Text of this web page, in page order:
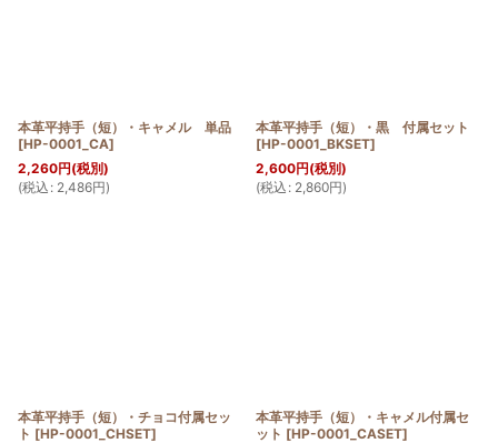
本革平持手（短）・キャメル 単品
[HP-0001_CA]
2,260円(税別)
(税込 : 2,486円)
本革平持手（短）・黒 付属セット
[HP-0001_BKSET]
2,600円(税別)
(税込 : 2,860円)
本革平持手（短）・チョコ付属セッ
ト [HP-0001_CHSET]
本革平持手（短）・キャメル付属セ
ット [HP-0001_CASET]